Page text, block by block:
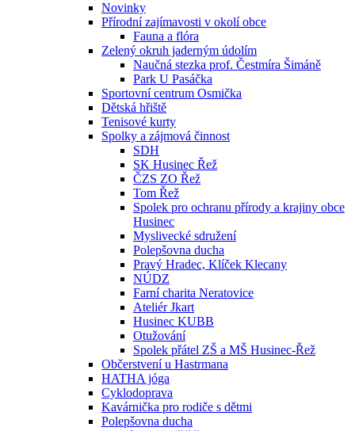
Novinky
Přírodní zajímavosti v okolí obce
Fauna a flóra
Zelený okruh jaderným údolím
Naučná stezka prof. Čestmíra Šimáně
Park U Pasáčka
Sportovní centrum Osmička
Dětská hřiště
Tenisové kurty
Spolky a zájmová činnost
SDH
SK Husinec Řež
ČZS ZO Řež
Tom Řež
Spolek pro ochranu přírody a krajiny obce
Husinec
Myslivecké sdružení
Polepšovna ducha
Pravý Hradec, Klíček Klecany
NÚDZ
Farní charita Neratovice
Ateliér Jkart
Husinec KUBB
Otužování
Spolek přátel ZŠ a MŠ Husinec-Řež
Občerstvení u Hastrmana
HATHA jóga
Cyklodoprava
Kavárnička pro rodiče s dětmi
Polepšovna ducha